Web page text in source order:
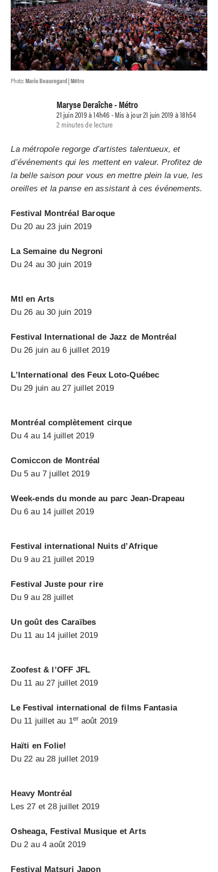
Photo:Mario Beauregard | Métro
Maryse Deraîche - Métro
21 juin 2019 à 14h46 - Mis à jour 21 juin 2019 à 18h54
2 minutes de lecture
La métropole regorge d’artistes talentueux, et
d’événements qui les mettent en valeur. Profitez de
la belle saison pour vous en mettre plein la vue, les
oreilles et la panse en assistant à ces événements.
Festival Montréal Baroque
Du 20 au 23 juin 2019
La Semaine du Negroni
Du 24 au 30 juin 2019
Mtl en Arts
Du 26 au 30 juin 2019
Festival International de Jazz de Montréal
Du 26 juin au 6 juillet 2019
L’International des Feux Loto-Québec
Du 29 juin au 27 juillet 2019
Montréal complètement cirque
Du 4 au 14 juillet 2019
Comiccon de Montréal
Du 5 au 7 juillet 2019
Week-ends du monde au parc Jean-Drapeau
Du 6 au 14 juillet 2019
Festival international Nuits d’Afrique
Du 9 au 21 juillet 2019
Festival Juste pour rire
Du 9 au 28 juillet
Un goût des Caraïbes
Du 11 au 14 juillet 2019
Zoofest & l’OFF JFL
Du 11 au 27 juillet 2019
Le Festival international de films Fantasia
Du 11 juillet au 1er août 2019
Haïti en Folie!
Du 22 au 28 juillet 2019
Heavy Montréal
Les 27 et 28 juillet 2019
Osheaga, Festival Musique et Arts
Du 2 au 4 août 2019
Festival Matsuri Japon